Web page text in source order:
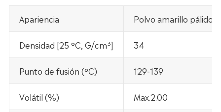
Apariencia Polvo amarillo pálido
Densidad [25 °C, G/cm3] 34
Punto de fusión (°C) 129-139
Volátil (%) Max.2.00